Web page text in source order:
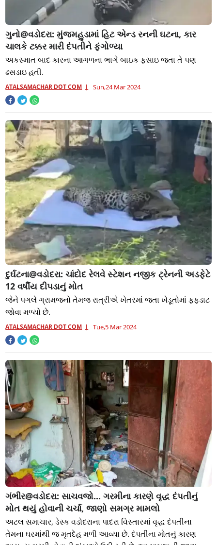
ગુનો@વડોદરા: મુંજમહુડામાં હિટ એન્ડ રનની ઘટના, કાર
ચાલકે ટક્કર મારી દંપતીને ફંગોળ્યા
અકસ્માત બાદ કારના આગળના ભાગે બાઇક ફસાઇ જતા તે પણ
ઢસડાઇ હતી.
ATALSAMACHAR DOT COM Sun,24 Mar 2024
દુર્ઘટના@વડોદરા: ચાંદોદ રેલવે સ્ટેશન નજીક ટ્રેનની અડફેટે
12 વર્ષીય દીપડાનું મોત
જેને પગલે ગ્રામજનો તેમજ રાત્રીએ ખેતરમાં જતા ખેડૂતોમાં ફફડાટ
જોવા મળ્યો છે.
ATALSAMACHAR DOT COM Tue,5 Mar 2024
ગંભીર@વડોદરા: સાચવજો... ગરમીના કારણે વૃદ્ધ દંપતીનું
મોત થયું હોવાની ચર્ચા, જાણો સમગ્ર મામલો
અટલ સમાચાર, ડેસ્ક વડોદરાના પાદરા વિસ્તારમાં વૃદ્ધ દંપતીના
તેમના ઘરમાંથી જ મૃતદેહ મળી આવ્યા છે. દંપતીના મોતનું કારણ